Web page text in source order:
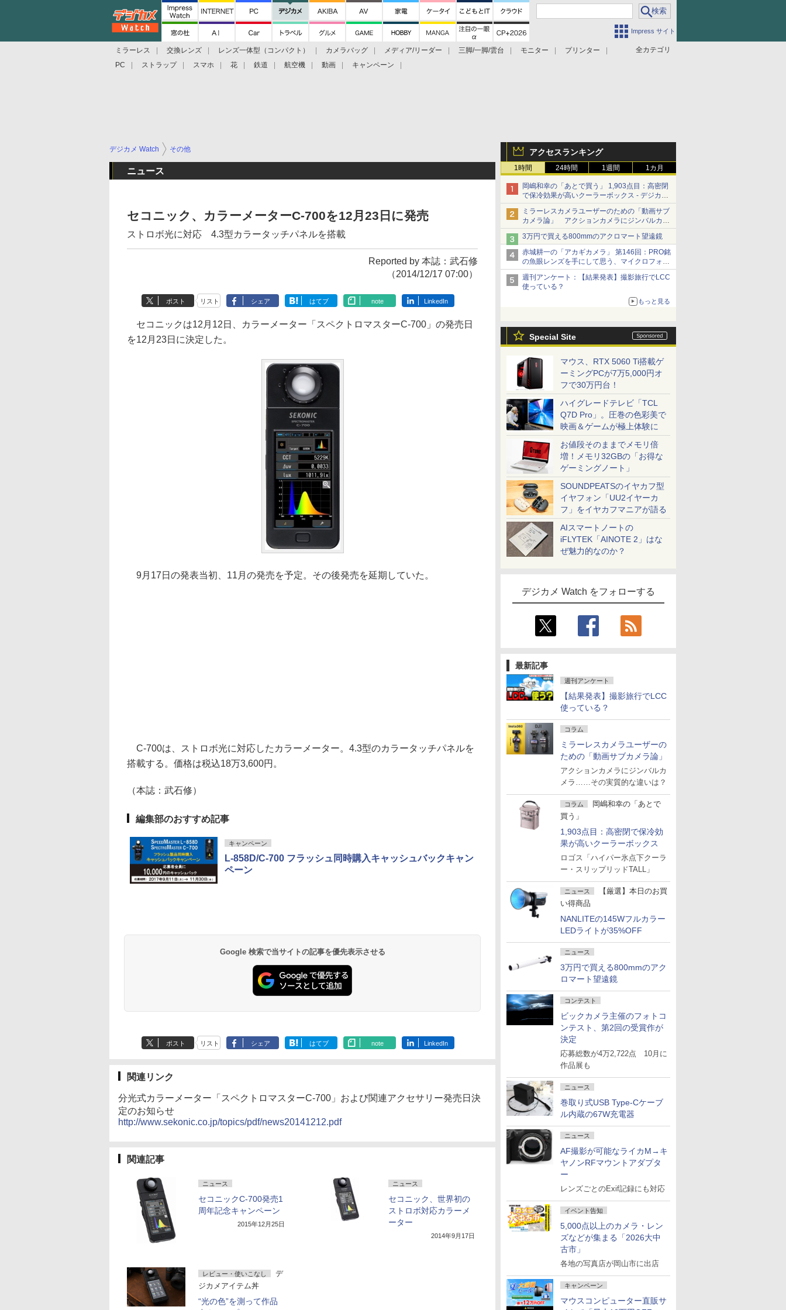
Impress サイト
全カテゴリ
ミラーレス 交換レンズ レンズ一体型（コンパクト） カメラバッグ メディア/リーダー 三脚/一脚/雲台 モニター
プリンター
PC
ストラップ スマホ 花 鉄道 航空機 動画 キャンペーン
アクセスランキング
1時間 24時間 1週間 1カ月
岡嶋和幸の「あとで買う」 1,903点目：高密閉
で保冷効果が高いクーラーボックス - デジカメ
Watch
ミラーレスカメラユーザーのための「動画サブ
カメラ論」 アクションカメラにジンバルカメ
ラ……その実質的な違いは？
3万円で買える800mmのアクロマート望遠鏡
赤城耕一の「アカギカメラ」 第146回：PRO銘
の魚眼レンズを手にして思う、マイクロフォー
サーズへの期待と可能性
週刊アンケート：【結果発表】撮影旅行でLCC
使っている？
もっと見る
Special Site
マウス、RTX 5060 Ti搭載ゲ
ーミングPCが7万5,000円オ
フで30万円台！
ハイグレードテレビ「TCL
Q7D Pro」。圧巻の色彩美で
映画＆ゲームが極上体験に
お値段そのままでメモリ倍
増！メモリ32GBの「お得な
ゲーミングノート」
SOUNDPEATSのイヤカフ型
イヤフォン「UU2イヤーカ
フ」をイヤカフマニアが語る
AIスマートノートの
iFLYTEK「AINOTE 2」はな
ぜ魅力的なのか？
デジカメ Watch をフォローする
最新記事
週刊アンケート
【結果発表】撮影旅行でLCC
使っている？
コラム
ミラーレスカメラユーザーの
ための「動画サブカメラ論」
アクションカメラにジンバルカ
メラ……その実質的な違いは？
コラム
岡嶋和幸の「あとで
買う」
1,903点目：高密閉で保冷効
果が高いクーラーボックス
ロゴス「ハイパー氷点下クーラ
ー・スリップリッドTALL」
ニュース
【厳選】本日のお買
い得商品
NANLITEの145Wフルカラー
LEDライトが35%OFF
ニュース
3万円で買える800mmのアク
ロマート望遠鏡
コンテスト
ビックカメラ主催のフォトコ
ンテスト、第2回の受賞作が
決定
応募総数が4万2,722点 10月に
作品展も
ニュース
巻取り式USB Type-Cケーブ
ル内蔵の67W充電器
ニュース
AF撮影が可能なライカM→キ
ヤノンRFマウントアダプタ
ー
レンズごとのExif記録にも対応
イベント告知
5,000点以上のカメラ・レン
ズなどが集まる「2026大中
古市」
各地の写真店が岡山市に出店
キャンペーン
マウスコンピューター直販サ
デジカメ Watch その他
ニュース
セコニック、カラーメーターC-700を12月23日に発売
ストロボ光に対応 4.3型カラータッチパネルを搭載
Reported by 本誌：武石修
（2014/12/17 07:00）
ポスト リスト シェア はてブ note LinkedIn
セコニックは12月12日、カラーメーター「スペクトロマスターC-700」の発売日
を12月23日に決定した。
9月17日の発表当初、11月の発売を予定。その後発売を延期していた。
C-700は、ストロボ光に対応したカラーメーター。4.3型のカラータッチパネルを
搭載する。価格は税込18万3,600円。
（本誌：武石修）
編集部のおすすめ記事
キャンペーン
L-858D/C-700 フラッシュ同時購入キャッシュバックキャン
ペーン
Google 検索で当サイトの記事を優先表示させる
ポスト リスト シェア はてブ note LinkedIn
関連リンク
分光式カラーメーター「スペクトロマスターC-700」および関連アクセサリー発売日決
定のお知らせ
http://www.sekonic.co.jp/topics/pdf/news20141212.pdf
関連記事
ニュース
セコニックC-700発売1
周年記念キャンペーン
2015年12月25日
ニュース
セコニック、世界初の
ストロボ対応カラーメ
ーター
2014年9月17日
レビュー・使いこなし
デ
ジカメアイテム丼
“光の色”を測って作品